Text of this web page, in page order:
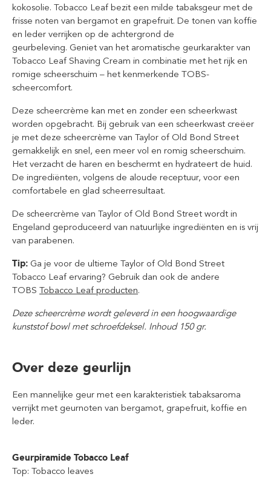
kokosolie. Tobacco Leaf bezit een milde tabaksgeur met de
frisse noten van bergamot en grapefruit. De tonen van koffie
en leder verrijken op de achtergrond de
geurbeleving. Geniet van het aromatische geurkarakter van
Tobacco Leaf Shaving Cream in combinatie met het rijk en
romige scheerschuim – het kenmerkende TOBS-
scheercomfort.
Deze scheercrème kan met en zonder een scheerkwast
worden opgebracht. Bij gebruik van een scheerkwast creëer
je met deze scheercrème van Taylor of Old Bond Street
gemakkelijk en snel, een meer vol en romig scheerschuim.
Het verzacht de haren en beschermt en hydrateert de huid.
De ingrediënten, volgens de aloude receptuur, voor een
comfortabele en glad scheerresultaat.
De scheercrème van Taylor of Old Bond Street wordt in
Engeland geproduceerd van natuurlijke ingrediënten en is vrij
van parabenen.
Tip: Ga je voor de ultieme Taylor of Old Bond Street
Tobacco Leaf ervaring? Gebruik dan ook de andere
TOBS Tobacco Leaf producten.
Deze scheercrème wordt geleverd in een hoogwaardige
kunststof bowl met schroefdeksel. Inhoud 150 gr.
Over deze geurlijn
Een mannelijke geur met een karakteristiek tabaksaroma
verrijkt met geurnoten van bergamot, grapefruit, koffie en
leder.
Geurpiramide Tobacco Leaf
Top: Tobacco leaves